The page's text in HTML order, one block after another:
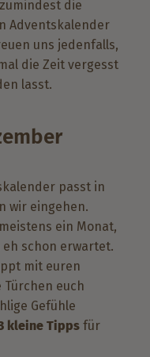
die
Adventskalender
uns jedenfalls,
die Zeit vergesst
lasst.
passt in
wir eingehen.
ein Monat,
schon erwartet.
mit euren
euch
Gefühle
kleine Tipps für